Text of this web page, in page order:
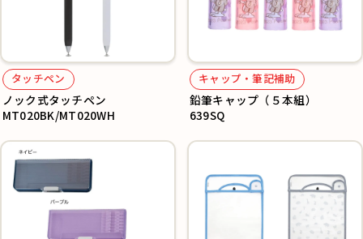
タッチペン
ノック式タッチペン
MT020BK/MT020WH
キャップ・筆記補助
鉛筆キャップ（５本組）
639SQ